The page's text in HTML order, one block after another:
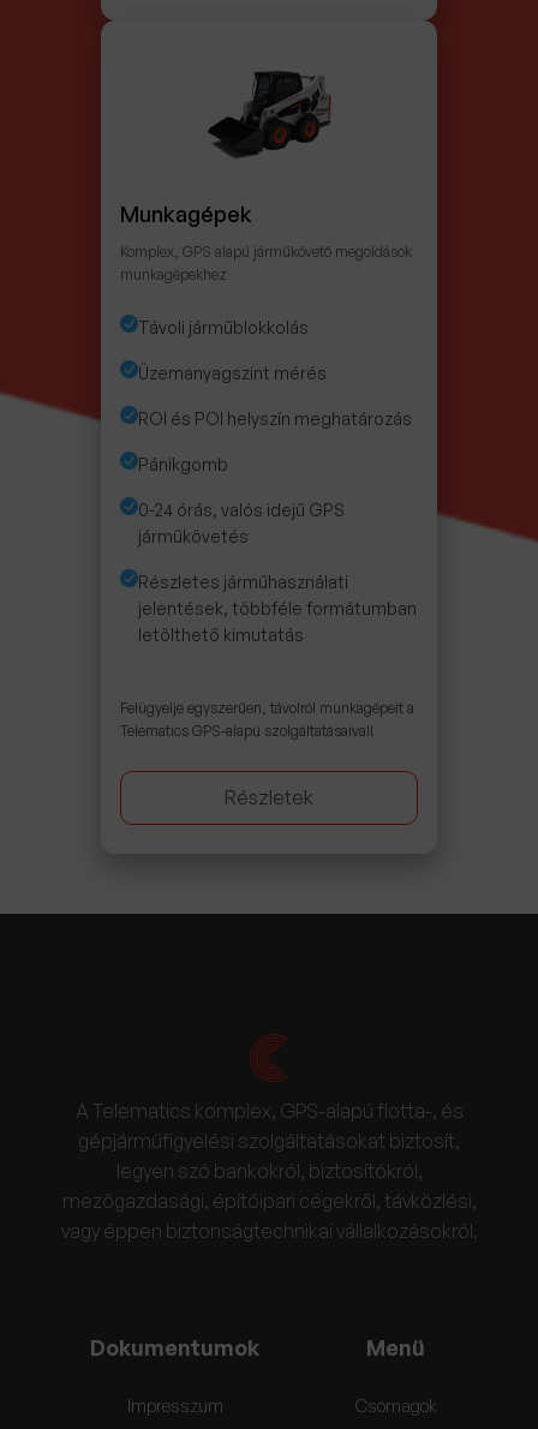
Munkagépek
Komplex, GPS alapú járműkövető megoldások
munkagépekhez
Távoli járműblokkolás
Üzemanyagszint mérés
ROI és POI helyszín meghatározás
Pánikgomb
0-24 órás, valós idejű GPS
járműkövetés
Részletes járműhasználati
jelentések, többféle formátumban
letölthető kimutatás
Felügyelje egyszerűen, távolról munkagépeit a
Telematics GPS-alapú szolgáltatásaival!
Részletek
A Telematics komplex, GPS-alapú flotta-, és
gépjárműfigyelési szolgáltatásokat biztosít,
legyen szó bankokról, biztosítókról,
mezőgazdasági, építőipari cégekről, távközlési,
vagy éppen biztonságtechnikai vállalkozásokról.
Dokumentumok
Impresszum
Menü
Csomagok